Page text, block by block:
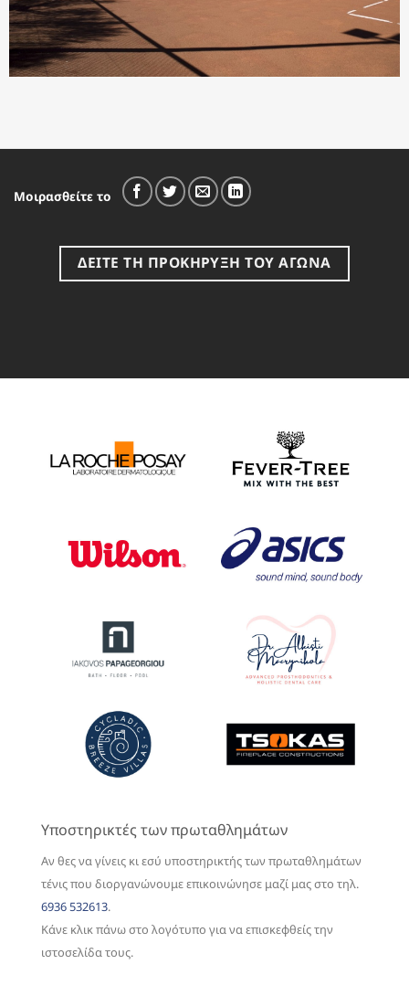
Μοιρασθείτε το
ΔΕΙΤΕ ΤΗ ΠΡΟΚΗΡΥΞΗ ΤΟΥ ΑΓΩΝΑ
Υποστηρικτές των πρωταθλημάτων
Αν θες να γίνεις κι εσύ υποστηρικτής των πρωταθλημάτων
τένις που διοργανώνουμε επικοινώνησε μαζί μας στο τηλ.
6936 532613.
Κάνε κλικ πάνω στο λογότυπο για να επισκεφθείς την
ιστοσελίδα τους.